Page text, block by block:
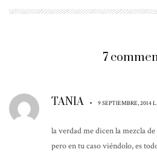
7
TANIA • 9 SEPTIEMBRE, 2014
la verdad me dicen la mezcla
pero en tu caso viéndolo, es